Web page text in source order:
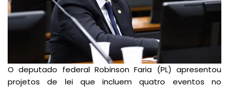
O deputado federal Robinson Faria (PL) apresentou
projetos de lei que incluem quatro eventos no